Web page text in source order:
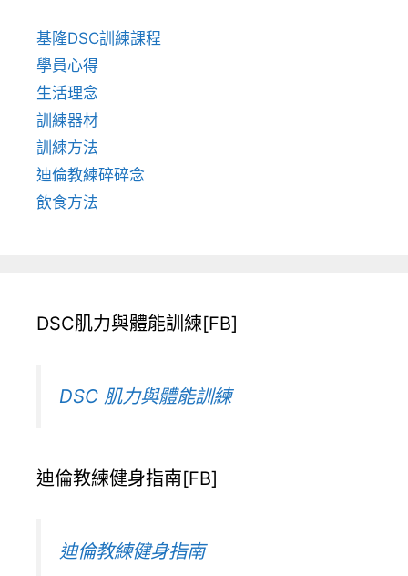
基隆DSC訓練課程
學員心得
生活理念
訓練器材
訓練方法
迪倫教練碎碎念
飲食方法
DSC肌力與體能訓練[FB]
DSC 肌力與體能訓練
迪倫教練健身指南[FB]
迪倫教練健身指南